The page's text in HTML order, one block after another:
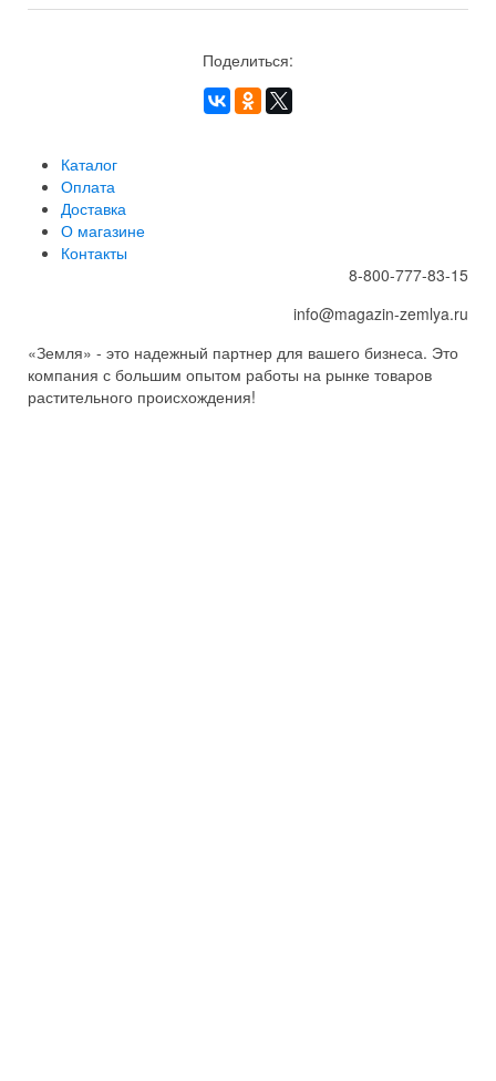
Поделиться:
Каталог
Оплата
Доставка
О магазине
Контакты
8-800-777-83-15
info@magazin-zemlya.ru
«Земля» - это надежный партнер для вашего бизнеса. Это
компания с большим опытом работы на рынке товаров
растительного происхождения!